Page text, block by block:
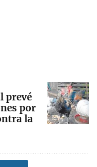
prevé
por
la